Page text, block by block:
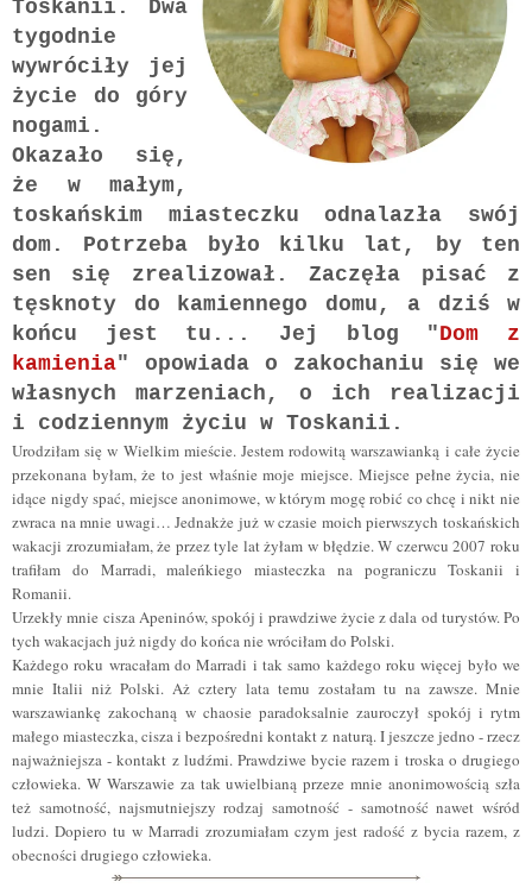
Toskanii. Dwa
tygodnie
wywróciły jej
życie do góry
nogami.
Okazało się,
że w małym,
toskańskim miasteczku odnalazła swój
dom. Potrzeba było kilku lat, by ten
sen się zrealizował. Zaczęła pisać z
tęsknoty do kamiennego domu, a dziś w
końcu jest tu... Jej blog "Dom z
kamienia" opowiada o zakochaniu się we
własnych marzeniach, o ich realizacji
i codziennym życiu w Toskanii.
Urodziłam się w Wielkim mieście. Jestem rodowitą warszawianką i całe życie
przekonana byłam, że to jest właśnie moje miejsce. Miejsce pełne życia, nie
idące nigdy spać, miejsce anonimowe, w którym mogę robić co chcę i nikt nie
zwraca na mnie uwagi… Jednakże już w czasie moich pierwszych toskańskich
wakacji zrozumiałam, że przez tyle lat żyłam w błędzie. W czerwcu 2007 roku
trafiłam do Marradi, maleńkiego miasteczka na pograniczu Toskanii i
Romanii.
Urzekły mnie cisza Apeninów, spokój i prawdziwe życie z dala od turystów. Po
tych wakacjach już nigdy do końca nie wróciłam do Polski.
Każdego roku wracałam do Marradi i tak samo każdego roku więcej było we
mnie Italii niż Polski. Aż cztery lata temu zostałam tu na zawsze. Mnie
warszawiankę zakochaną w chaosie paradoksalnie zauroczył spokój i rytm
małego miasteczka, cisza i bezpośredni kontakt z naturą. I jeszcze jedno - rzecz
najważniejsza - kontakt z ludźmi. Prawdziwe bycie razem i troska o drugiego
człowieka. W Warszawie za tak uwielbianą przeze mnie anonimowością szła
też samotność, najsmutniejszy rodzaj samotność - samotność nawet wśród
ludzi. Dopiero tu w Marradi zrozumiałam czym jest radość z bycia razem, z
obecności drugiego człowieka.